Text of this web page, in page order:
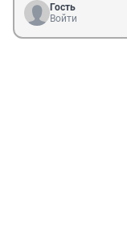
Гость
Войти